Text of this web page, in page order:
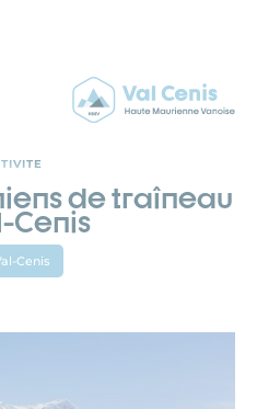
de traîneau
Cenis
Cenis